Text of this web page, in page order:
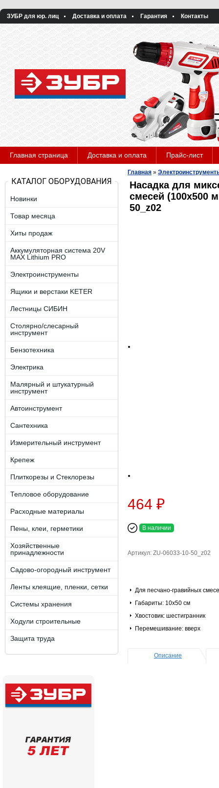
ЗУБР для юр. лиц Доставка и оплата Гарантия Контакты
Главная страница Доставка и оплата Прайс-лист
КАТАЛОГ ОБОРУДОВАНИЯ
Новинки
Товар месяца
Хиты продаж
Аккумуляторная система 20V
MAX Lithium PRO
Электроинструменты
Ящики и верстаки KETER
Лестницы СИБИН
Столярно/слесарный
инструмент
Бензотехника
Электрика
Малярный и штукатурный
инструмент
Автоинструмент
Сантехника
Измерительный инструмент
Крепеж
Плиткорезы и Стеклорезы
Тепловое оборудование
Расходные материалы
Пены, клеи, герметики
Хозяйственные
принадлежности
Садово-огородный инструмент
Ленты клеящие, пленки, сетки
Системы хранения
Ходули строительные
Защита труда
Главная »
Насадка для
смесей (100х500
50_z02
464 ₽
В наличии
Артикул: ZU-06033-10-50_z02
Для песчано-гравийных
Габариты: 10х50 см
Хвостовик: шестигранник
Перемешивание: вверх
Описание